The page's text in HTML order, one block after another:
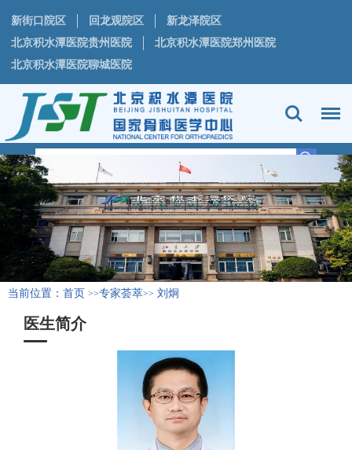
新街口院区 回龙观院区
新龙泽院区
北京积水潭医院贵州医院
北京积水潭医院郑州医院
北京积水潭医院聊城医院
当前位置： 首页 >>专家荟萃>> 刘炯
医生简介